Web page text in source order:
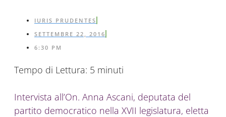
IURIS PRUDENTES
SETTEMBRE 22, 2016
6:30 PM
Tempo di Lettura: 5 minuti
Intervista all’On. Anna Ascani, deputata del
partito democratico nella XVII legislatura, eletta